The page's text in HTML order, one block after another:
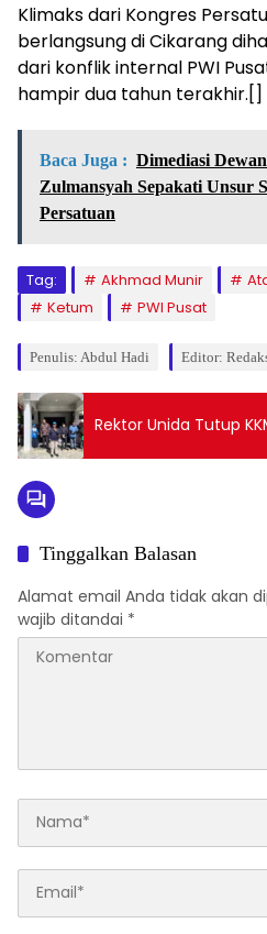
Klimaks dari Kongres
berlangsung di Cikarang
dari konflik internal PWI
hampir dua tahun terakhir.[]
Baca Juga : Dimediasi
Zulmansyah Sepakati Unsur
Persatuan
Tag: Akhmad Munir
Ketum
PWI Pusat
Penulis: Abdul Hadi Editor:
Rektor Unida Tutup
Tinggalkan Balasan
Alamat email Anda tidak akan
wajib ditandai *